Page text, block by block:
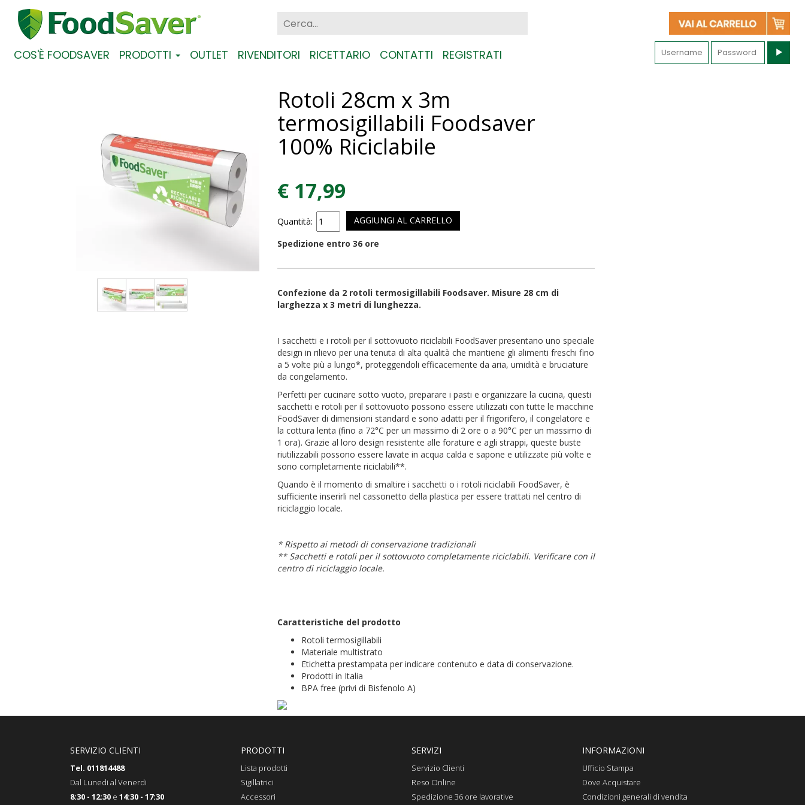
COS'È FOODSAVER PRODOTTI OUTLET RIVENDITORI RICETTARIO CONTATTI REGISTRATI
Rotoli 28cm x 3m
termosigillabili Foodsaver
100% Riciclabile
€ 17,99
Quantità: AGGIUNGI AL CARRELLO
Spedizione entro 36 ore
Confezione da 2 rotoli termosigillabili Foodsaver. Misure 28 cm di
larghezza x 3 metri di lunghezza.
I sacchetti e i rotoli per il sottovuoto riciclabili FoodSaver presentano uno speciale
design in rilievo per una tenuta di alta qualità che mantiene gli alimenti freschi fino
a 5 volte più a lungo*, proteggendoli efficacemente da aria, umidità e bruciature
da congelamento.
Perfetti per cucinare sotto vuoto, preparare i pasti e organizzare la cucina, questi
sacchetti e rotoli per il sottovuoto possono essere utilizzati con tutte le macchine
FoodSaver di dimensioni standard e sono adatti per il frigorifero, il congelatore e
la cottura lenta (fino a 72°C per un massimo di 2 ore o a 90°C per un massimo di
1 ora). Grazie al loro design resistente alle forature e agli strappi, queste buste
riutilizzabili possono essere lavate in acqua calda e sapone e utilizzate più volte e
sono completamente riciclabili**.
Quando è il momento di smaltire i sacchetti o i rotoli riciclabili FoodSaver, è
sufficiente inserirli nel cassonetto della plastica per essere trattati nel centro di
riciclaggio locale.
* Rispetto ai metodi di conservazione tradizionali
** Sacchetti e rotoli per il sottovuoto completamente riciclabili. Verificare con il
centro di riciclaggio locale.
Caratteristiche del prodotto
Rotoli termosigillabili
Materiale multistrato
Etichetta prestampata per indicare contenuto e data di conservazione.
Prodotti in Italia
BPA free (privi di Bisfenolo A)
SERVIZIO CLIENTI
Tel. 011814488
Dal Lunedi al Venerdi
8:30 - 12:30 e 14:30 - 17:30
PRODOTTI
Lista prodotti
Sigillatrici
Accessori
SERVIZI
Servizio Clienti
Reso Online
Spedizione 36 ore lavorative
INFORMAZIONI
Ufficio Stampa
Dove Acquistare
Condizioni generali di vendita